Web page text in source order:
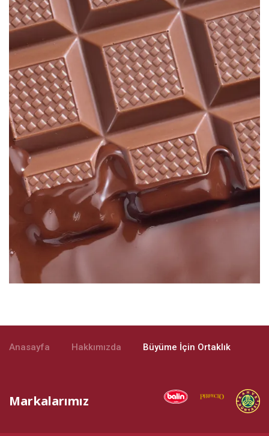
Anasayfa Hakkımızda Büyüme İçin Ortaklık
Markalarımız